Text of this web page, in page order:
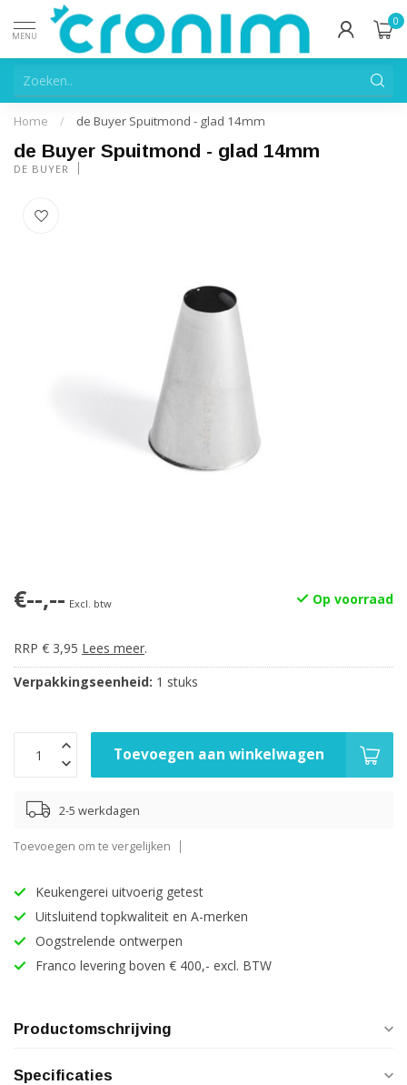
MENU
0
Home / de Buyer Spuitmond - glad 14mm
de Buyer Spuitmond - glad 14mm
DE BUYER
€--,-- Excl. btw Op voorraad
RRP € 3,95 Lees meer.
Verpakkingseenheid: 1 stuks
Toevoegen aan winkelwagen
2-5 werkdagen
Toevoegen om te vergelijken
Keukengerei uitvoerig getest
Uitsluitend topkwaliteit en A-merken
Oogstrelende ontwerpen
Franco levering boven € 400,- excl. BTW
Productomschrijving
Specificaties